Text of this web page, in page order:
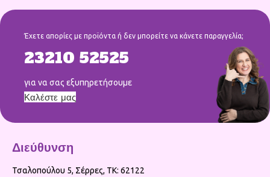
Έχετε απορίες με προϊόντα ή δεν μπορείτε να κάνετε παραγγελία;
23210 52525
για να σας εξυπηρετήσουμε
Καλέστε μας
Διεύθυνση
Τσαλοπούλου 5, Σέρρες, ΤΚ: 62122